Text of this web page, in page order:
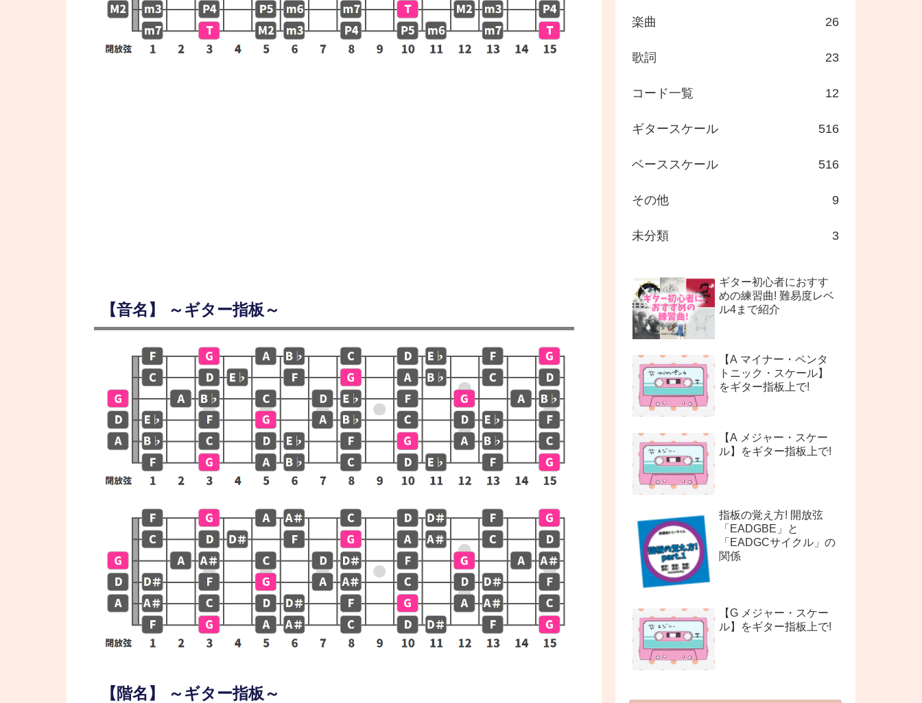
【音名】 ～ギター指板～
【階名】 ～ギター指板～
楽曲 26
歌詞 23
コード一覧 12
ギタースケール 516
ベーススケール 516
その他 9
未分類 3
ギター初心者におすす
めの練習曲! 難易度レベ
ル4まで紹介
【A マイナー・ペンタ
トニック・スケール】
をギター指板上で!
【A メジャー・スケー
ル】をギター指板上で!
指板の覚え方! 開放弦
「EADGBE」と
「EADGCサイクル」の
関係
【G メジャー・スケー
ル】をギター指板上で!